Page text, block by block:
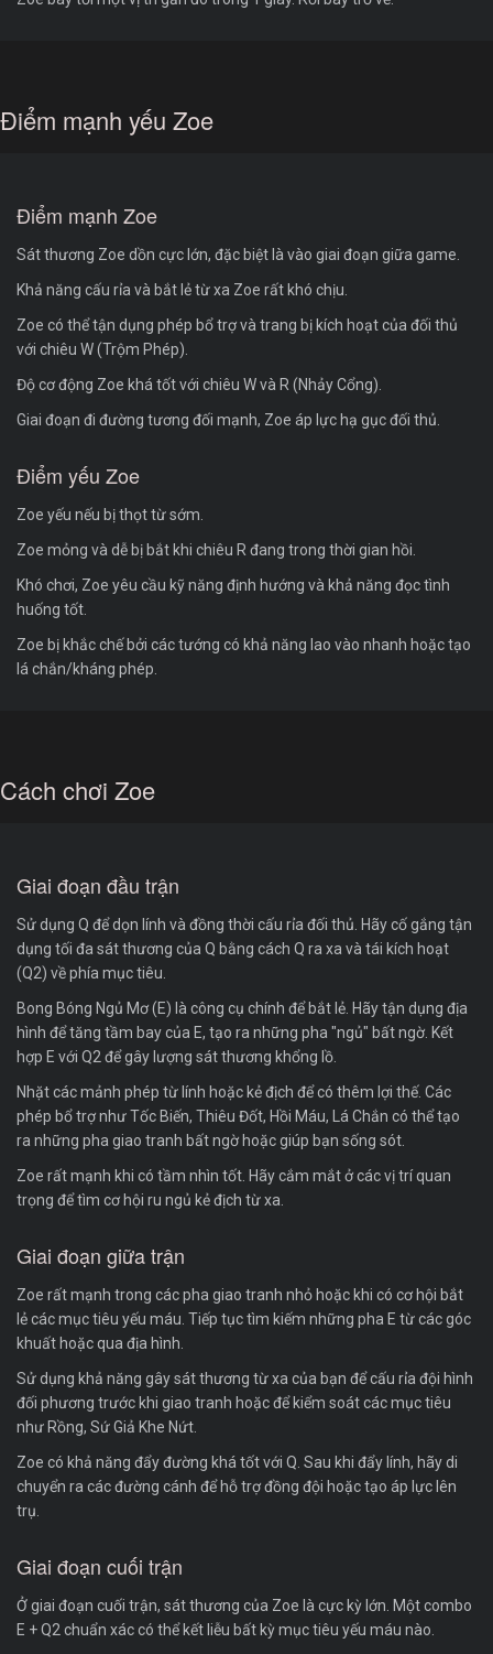
Điểm mạnh yếu Zoe
Điểm mạnh Zoe
Sát thương Zoe dồn cực lớn, đặc biệt là vào giai đoạn giữa game.
Khả năng cấu rỉa và bắt lẻ từ xa Zoe rất khó chịu.
Zoe có thể tận dụng phép bổ trợ và trang bị kích hoạt của đối thủ
với chiêu W (Trộm Phép).
Độ cơ động Zoe khá tốt với chiêu W và R (Nhảy Cổng).
Giai đoạn đi đường tương đối mạnh, Zoe áp lực hạ gục đối thủ.
Điểm yếu Zoe
Zoe yếu nếu bị thọt từ sớm.
Zoe mỏng và dễ bị bắt khi chiêu R đang trong thời gian hồi.
Khó chơi, Zoe yêu cầu kỹ năng định hướng và khả năng đọc tình
huống tốt.
Zoe bị khắc chế bởi các tướng có khả năng lao vào nhanh hoặc tạo
lá chắn/kháng phép.
Cách chơi Zoe
Giai đoạn đầu trận
Sử dụng Q để dọn lính và đồng thời cấu rỉa đối thủ. Hãy cố gắng tận
dụng tối đa sát thương của Q bằng cách Q ra xa và tái kích hoạt
(Q2) về phía mục tiêu.
Bong Bóng Ngủ Mơ (E) là công cụ chính để bắt lẻ. Hãy tận dụng địa
hình để tăng tầm bay của E, tạo ra những pha "ngủ" bất ngờ. Kết
hợp E với Q2 để gây lượng sát thương khổng lồ.
Nhặt các mảnh phép từ lính hoặc kẻ địch để có thêm lợi thế. Các
phép bổ trợ như Tốc Biến, Thiêu Đốt, Hồi Máu, Lá Chắn có thể tạo
ra những pha giao tranh bất ngờ hoặc giúp bạn sống sót.
Zoe rất mạnh khi có tầm nhìn tốt. Hãy cắm mắt ở các vị trí quan
trọng để tìm cơ hội ru ngủ kẻ địch từ xa.
Giai đoạn giữa trận
Zoe rất mạnh trong các pha giao tranh nhỏ hoặc khi có cơ hội bắt
lẻ các mục tiêu yếu máu. Tiếp tục tìm kiếm những pha E từ các góc
khuất hoặc qua địa hình.
Sử dụng khả năng gây sát thương từ xa của bạn để cấu rỉa đội hình
đối phương trước khi giao tranh hoặc để kiểm soát các mục tiêu
như Rồng, Sứ Giả Khe Nứt.
Zoe có khả năng đẩy đường khá tốt với Q. Sau khi đẩy lính, hãy di
chuyển ra các đường cánh để hỗ trợ đồng đội hoặc tạo áp lực lên
trụ.
Giai đoạn cuối trận
Ở giai đoạn cuối trận, sát thương của Zoe là cực kỳ lớn. Một combo
E + Q2 chuẩn xác có thể kết liễu bất kỳ mục tiêu yếu máu nào.